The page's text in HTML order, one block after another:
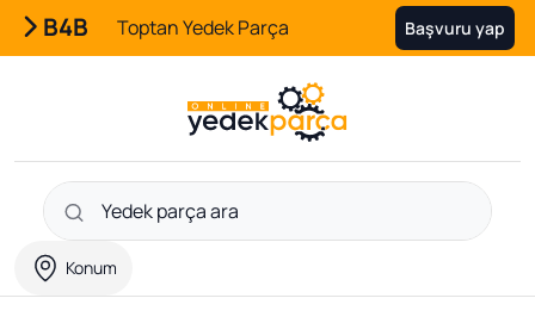
B4B Toptan Yedek Parça Başvuru yap
Konum